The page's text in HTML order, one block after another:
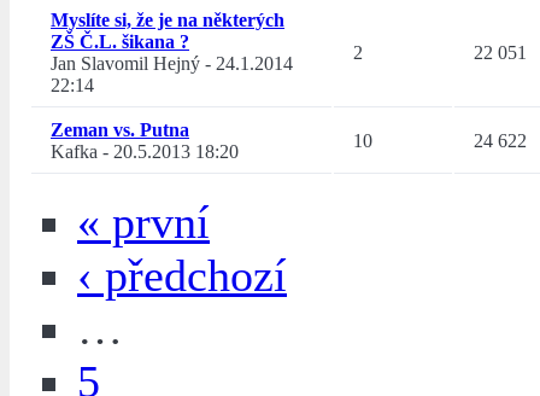
Myslíte si, že je na některých
ZŠ Č.L. šikana ?
Jan Slavomil Hejný - 24.1.2014
22:14
2 22 051
Zeman vs. Putna
Kafka - 20.5.2013 18:20
10 24 622
« první
‹ předchozí
…
5